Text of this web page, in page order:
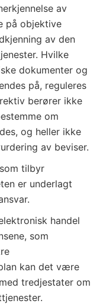
av
på objektive
av den
Hvilke
dokumenter og
på, reguleres
berører ikke
om
og heller ikke
av beviser.
tilbyr
er underlagt
handel
som
kan det være
tredjestater om